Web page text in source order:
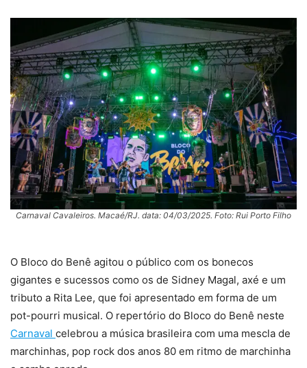
Carnaval Cavaleiros. Macaé/RJ. data: 04/03/2025. Foto: Rui Porto Filho
O Bloco do Benê agitou o público com os bonecos
gigantes e sucessos como os de Sidney Magal, axé e um
tributo a Rita Lee, que foi apresentado em forma de um
pot-pourri musical. O repertório do Bloco do Benê neste
Carnaval celebrou a música brasileira com uma mescla de
marchinhas, pop rock dos anos 80 em ritmo de marchinha